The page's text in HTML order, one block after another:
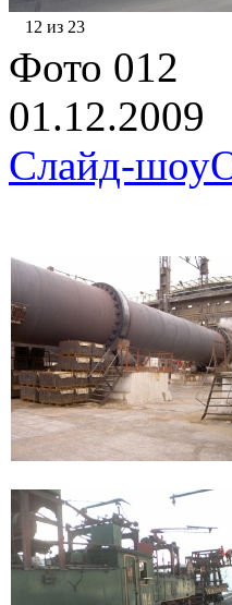
12 из 23
Фото 012
01.12.2009
Слайд-шоу